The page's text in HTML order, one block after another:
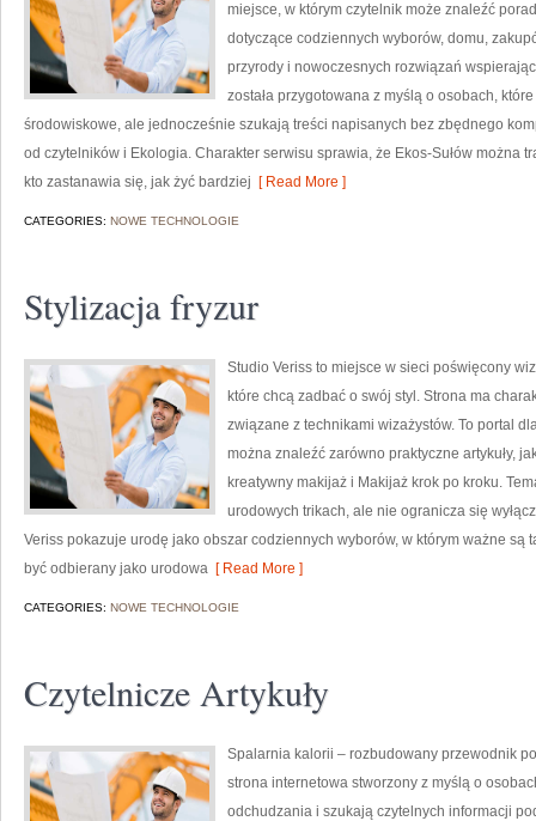
miejsce, w którym czytelnik może znaleźć
dotyczące codziennych wyborów, domu,
przyrody i nowoczesnych rozwiązań
została przygotowana z myślą o osobach,
środowiskowe, ale jednocześnie szukają treści napisanych bez zbędnego
od czytelników i Ekologia. Charakter serwisu sprawia, że Ekos-Sułów można
kto zastanawia się, jak żyć bardziej [ Read More ]
CATEGORIES: NOWE TECHNOLOGIE
Stylizacja fryzur
Studio Veriss to miejsce w sieci poświęcony
które chcą zadbać o swój styl. Strona ma
związane z technikami wizażystów. To portal
można znaleźć zarówno praktyczne artykuły,
kreatywny makijaż i Makijaż krok po kroku.
urodowych trikach, ale nie ogranicza się
Veriss pokazuje urodę jako obszar codziennych wyborów, w którym ważne są
być odbierany jako urodowa [ Read More ]
CATEGORIES: NOWE TECHNOLOGIE
Czytelnicze Artykuły
Spalarnia kalorii – rozbudowany przewodnik
strona internetowa stworzony z myślą o
odchudzania i szukają czytelnych informacji